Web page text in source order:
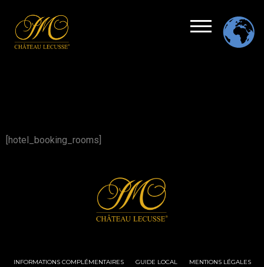
[hotel_booking_rooms]
INFORMATIONS COMPLÉMENTAIRES GUIDE LOCAL
MENTIONS LÉGALES